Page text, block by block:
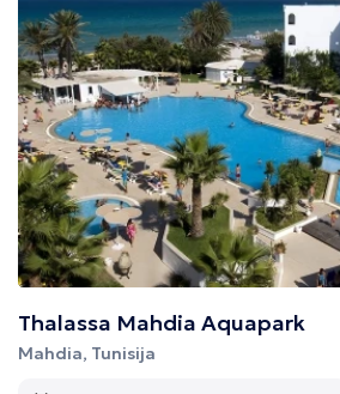
Thalassa Mahdia Aquapark
Mahdia, Tunisija